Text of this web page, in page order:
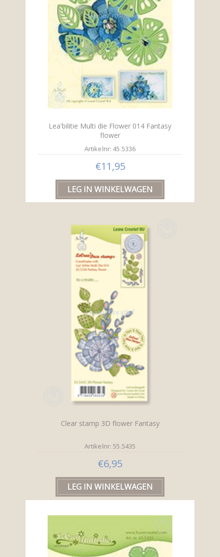
Lea'bilitie Multi die Flower 014 Fantasy
flower
Artikelnr: 45.5336
€11,95
Clear stamp 3D flower Fantasy
Artikelnr: 55.5435
€6,95